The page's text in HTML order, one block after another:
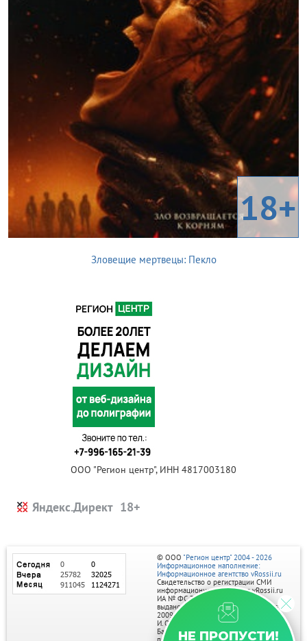
18+
Зловещие мертвецы: Пекло
ООО "Регион центр", ИНН 4817003180
Яндекс.Директ
НЕ ПРОПУСТИ!
© ООО "Регион центр" 2004 - 2026
Информационное наполнение:
Информационное агентство vRossii.ru
Свидетельство о регистрации СМИ
информационного агентства vRossii.ru
ИА № ФС 77‑35502
выдано РОСКОМНАДЗОРом 04 марта
2009г.
И. О. Главного редактора Нарыков А. Н.
Баннеры на портале размещаются на